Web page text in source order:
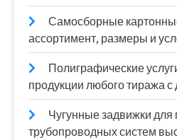
Самосборные
ассортимент, размеры и
Полиграфические
продукции любого тиража с
Чугунные задвижки
трубопроводных систем